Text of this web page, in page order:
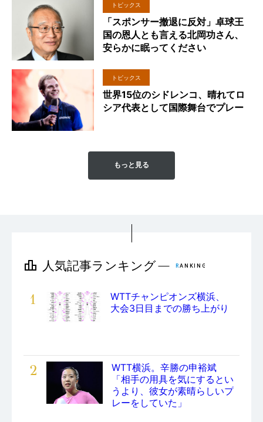
トピックス
「スポンサー撤退に反対」卓球王
国の恩人とも言える北岡功さん、
安らかに眠ってください
トピックス
世界15位のシドレンコ、晴れてロ
シア代表として国際舞台でプレー
もっと見る
1
WTTチャンピオンズ横浜、
大会3日目までの勝ち上がり
2
WTT横浜。辛勝の申裕斌
「相手の用具を気にするとい
うより、彼女が素晴らしいプ
レーをしていた」